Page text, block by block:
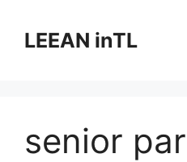
contentLEEAN inTL
senior